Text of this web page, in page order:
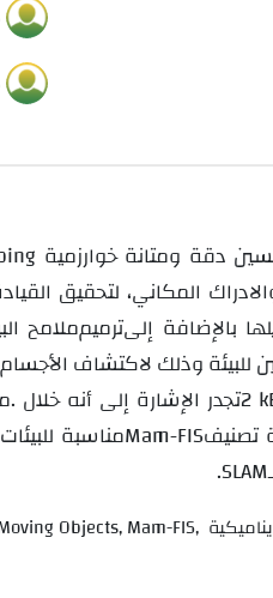
المكاني، لتحقيق
ترميمملامح
وذلك لاكتشاف الأجسام
2. تجدر الإشارة إلى أنه خلال
Mam-FISمناسبة
SLAM
.
Objects, Mam-FIS,